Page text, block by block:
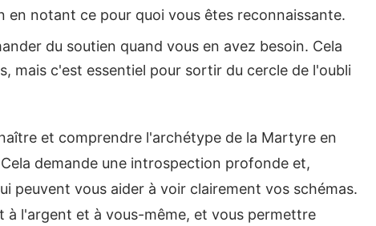
en notant ce pour quoi vous êtes reconnaissante.
du soutien quand vous en avez besoin. Cela
mais c'est essentiel pour sortir du cercle de l'oubli
et comprendre l'archétype de la Martyre en
demande une introspection profonde et,
peuvent vous aider à voir clairement vos schémas.
l'argent et à vous-même, et vous permettre